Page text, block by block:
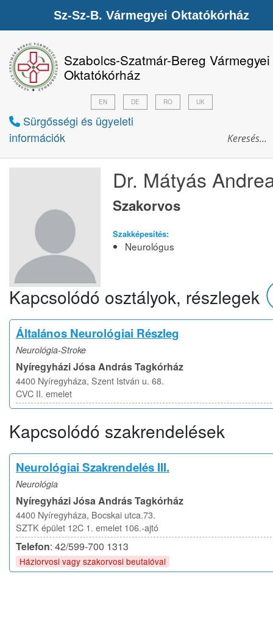
Szabolcs-Szatmár-Bereg Vármegyei
Oktatókórház
Sürgősségi és ügyeleti
információk
EN DE RO UK
Dr. Mátyás
Szakorvos
Szakképesítés:
Neurológus
Kapcsolódó osztályok, részlegek
Általános Neurológiai Részleg
Neurológia-Stroke
Nyíregyházi Jósa András Tagkórház
4400 Nyíregyháza, Szent István u. 68.
CVC II. emelet
Kapcsolódó szakrendelések
Neurológiai Szakrendelés III.
Neurológia
Nyíregyházi Jósa András Tagkórház
4400 Nyíregyháza, Bocskai utca.73.
SZTK épület 12C 1. emelet 106.-ajtó
Telefon: 42/599-700 1313
Háziorvosi vagy szakorvosi beutalóval
Sz-Sz-B. Vármegyei Oktatókórház